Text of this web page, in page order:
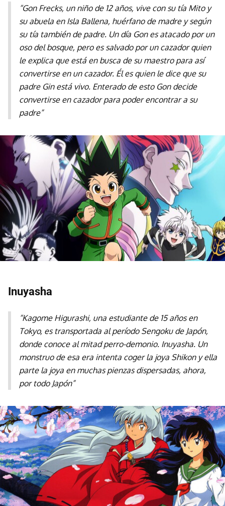
“Gon Frecks, un niño de 12 años, vive con su tía Mito y
su abuela en Isla Ballena, huérfano de madre y según
su tía también de padre. Un día Gon es atacado por un
oso del bosque, pero es salvado por un cazador quien
le explica que está en busca de su maestro para así
convertirse en un cazador. Él es quien le dice que su
padre Gin está vivo. Enterado de esto Gon decide
convertirse en cazador para poder encontrar a su
padre”
Inuyasha
“Kagome Higurashi, una estudiante de 15 años en
Tokyo, es transportada al período Sengoku de Japón,
donde conoce al mitad perro-demonio. Inuyasha. Un
monstruo de esa era intenta coger la joya Shikon y ella
parte la joya en muchas pienzas dispersadas, ahora,
por todo Japón”